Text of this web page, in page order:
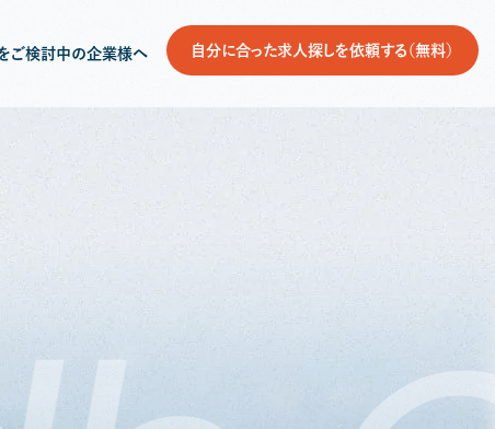
ご検討中の企業様へ 自分に合った求人探しを依頼する（無料）